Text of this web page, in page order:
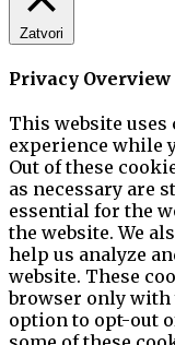
Zatvori
Privacy Overview
This website
experience while
Out of these
as necessary are
essential for the
the website. We
help us analyze
website. These
browser only with
option to opt-out